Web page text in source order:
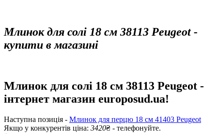
Млинок для солі 18 см 38113 Peugeot -
купити в магазині
Млинок для солі 18 см 38113 Peugeot -
інтернет магазин europosud.ua!
Наступна позиція - Млинок для перцю 18 см 41403 Peugeot
Якщо у конкурентів ціна: 3420₴ - телефонуйте.